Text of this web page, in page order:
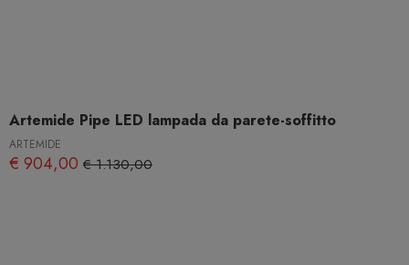
Artemide Pipe LED lampada da parete-soffitto
ARTEMIDE
€ 904,00 € 1.130,00